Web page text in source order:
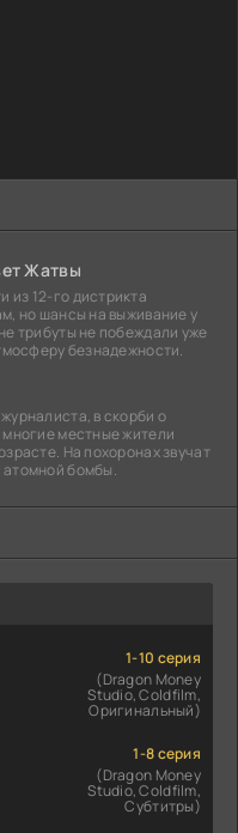
Жатвы
из 12-го дистрикта
но шансы на выживание у
трибуты не побеждали уже
безнадежности.
в скорби о
местные жители
На похоронах звучат
атомной бомбы.
1-10 серия
(Dragon Money
Studio, Coldfilm,
Оригинальный)
1-8 серия
(Dragon Money
Studio, Coldfilm,
Субтитры)